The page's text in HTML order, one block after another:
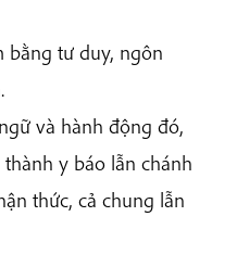
bằng tư duy, ngôn
và hành động đó,
y báo lẫn chánh
thức, cả chung lẫn